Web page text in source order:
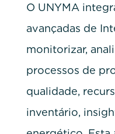
O UNYMA
avançadas de
monitorizar,
processos de
qualidade,
inventário,